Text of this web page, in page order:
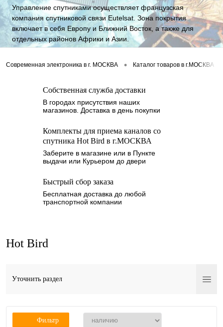
Управление спутниками осуществляет французская
компания спутниковой связи Eutelsat. Зона покрытия
включает в себя Европу и Ближний Восток, а также для
отдельных районов Африки и Азии.
Современная электроника в г. МОСКВА • Каталог товаров в г.МОСКВА
Собственная служба доставки
В городах присутствия наших
магазинов. Доставка в день покупки
Комплекты для приема каналов со
спутника Hot Bird в г.МОСКВА
Заберите в магазине или в Пункте
выдачи или Курьером до двери
Быстрый сбор заказа
Бесплатная доставка до любой
транспортной компании
Hot Bird
Уточнить раздел
Фильтр